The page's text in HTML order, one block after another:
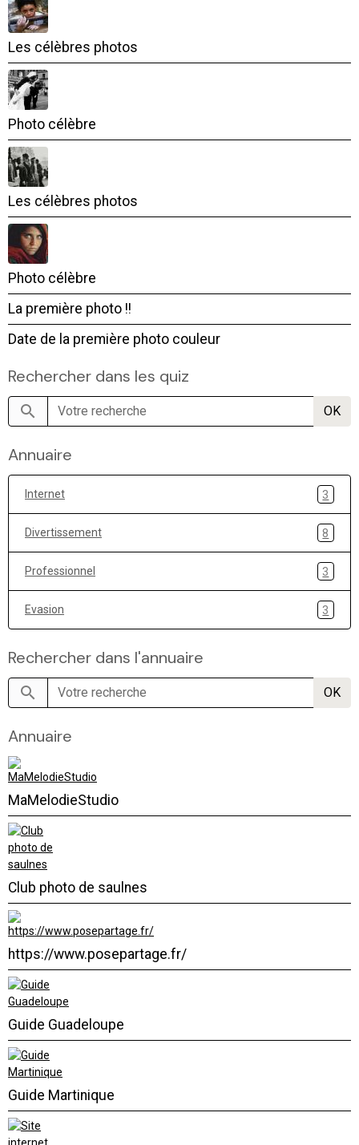
Les célèbres photos
Photo célèbre
Les célèbres photos
Photo célèbre
La première photo !!
Date de la première photo couleur
Rechercher dans les quiz
OK
Annuaire
Internet 3
Divertissement 8
Professionnel 3
Evasion 3
Rechercher dans l'annuaire
OK
Annuaire
MaMelodieStudio
Club photo de saulnes
https://www.posepartage.fr/
Guide Guadeloupe
Guide Martinique